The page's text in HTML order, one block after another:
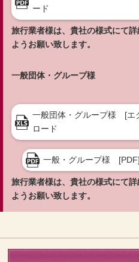
ード
旅行業者様は、貴社の様式にて
ようお願い致します。
一般団体・グループ様
一般団体・グループ様 [エ
ロード
一般・グループ様
旅行業者様は、貴社の様式にて
ようお願い致します。